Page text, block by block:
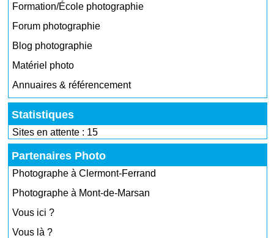
Formation/École photographie
Forum photographie
Blog photographie
Matériel photo
Annuaires & référencement
Statistiques
Sites en attente : 15
Partenaires Photo
Photographe à Clermont-Ferrand
Photographe à Mont-de-Marsan
Vous ici ?
Vous là ?